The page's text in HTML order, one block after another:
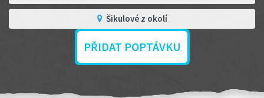
Šikulové z okolí
PŘIDAT POPTÁVKU